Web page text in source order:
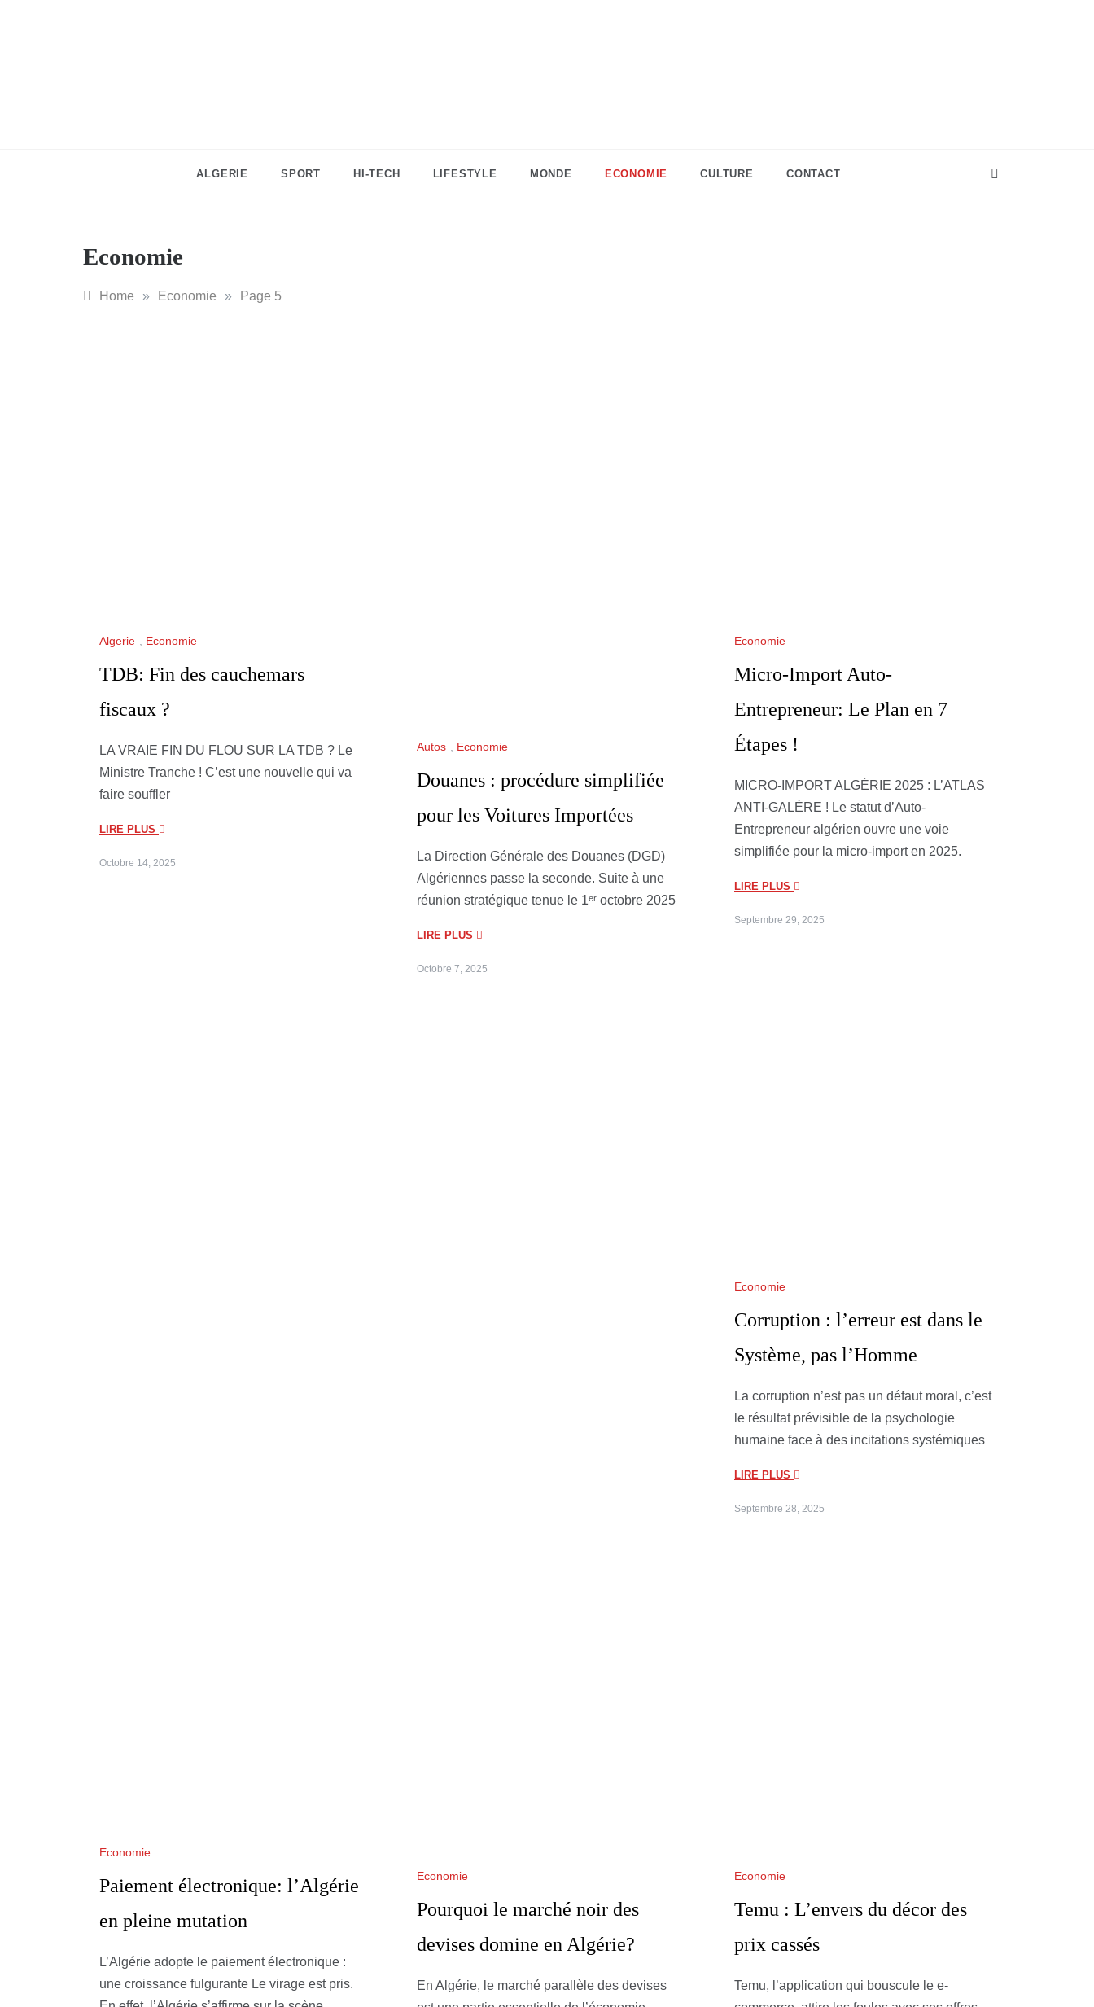
ALGERIE SPORT HI-TECH LIFESTYLE MONDE ECONOMIE CULTURE CONTACT
Economie
Home » Economie » Page 5
Algerie Economie
TDB: Fin des cauchemars
fiscaux ?
LA VRAIE FIN DU FLOU SUR LA TDB ? Le
Ministre Tranche ! C’est une nouvelle qui va
faire souffler
LIRE PLUS
Octobre 14, 2025
Autos Economie
Douanes : procédure simplifiée
pour les Voitures Importées
La Direction Générale des Douanes (DGD)
Algériennes passe la seconde. Suite à une
réunion stratégique tenue le 1ᵉʳ octobre 2025
LIRE PLUS
Octobre 7, 2025
Economie
Micro-Import Auto-
Entrepreneur: Le Plan en 7
Étapes !
MICRO-IMPORT ALGÉRIE 2025 : L’ATLAS
ANTI-GALÈRE ! Le statut d’Auto-
Entrepreneur algérien ouvre une voie
simplifiée pour la micro-import en 2025.
LIRE PLUS
Septembre 29, 2025
Economie
Corruption : l’erreur est dans le
Système, pas l’Homme
La corruption n’est pas un défaut moral, c’est
le résultat prévisible de la psychologie
humaine face à des incitations systémiques
LIRE PLUS
Septembre 28, 2025
Economie
Paiement électronique: l’Algérie
en pleine mutation
L’Algérie adopte le paiement électronique :
une croissance fulgurante Le virage est pris.
Economie
Pourquoi le marché noir des
devises domine en Algérie?
En Algérie, le marché parallèle des devises
Economie
Temu : L’envers du décor des
prix cassés
Temu, l’application qui bouscule le e-